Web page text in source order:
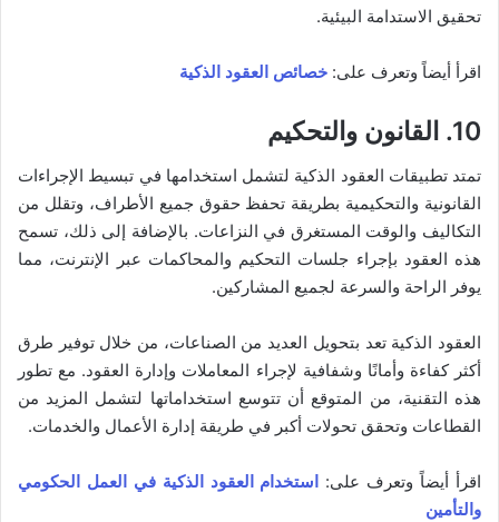
تحقيق الاستدامة البيئية.
اقرأ أيضاً وتعرف على: خصائص العقود الذكية
10. القانون والتحكيم
تمتد تطبيقات العقود الذكية لتشمل استخدامها في تبسيط الإجراءات
القانونية والتحكيمية بطريقة تحفظ حقوق جميع الأطراف، وتقلل من
التكاليف والوقت المستغرق في النزاعات. بالإضافة إلى ذلك، تسمح
هذه العقود بإجراء جلسات التحكيم والمحاكمات عبر الإنترنت، مما
يوفر الراحة والسرعة لجميع المشاركين.
العقود الذكية تعد بتحويل العديد من الصناعات، من خلال توفير طرق
أكثر كفاءة وأمانًا وشفافية لإجراء المعاملات وإدارة العقود. مع تطور
هذه التقنية، من المتوقع أن تتوسع استخداماتها لتشمل المزيد من
القطاعات وتحقق تحولات أكبر في طريقة إدارة الأعمال والخدمات.
اقرأ أيضاً وتعرف على:
استخدام العقود الذكية في العمل الحكومي
والتأمين